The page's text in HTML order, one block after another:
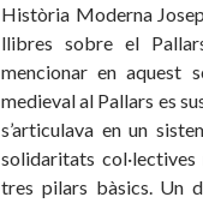
Història Moderna
llibres sobre el
mencionar en aquest
medieval al Pallars es
s’articulava en un
solidaritats
tres pilars bàsics. Un